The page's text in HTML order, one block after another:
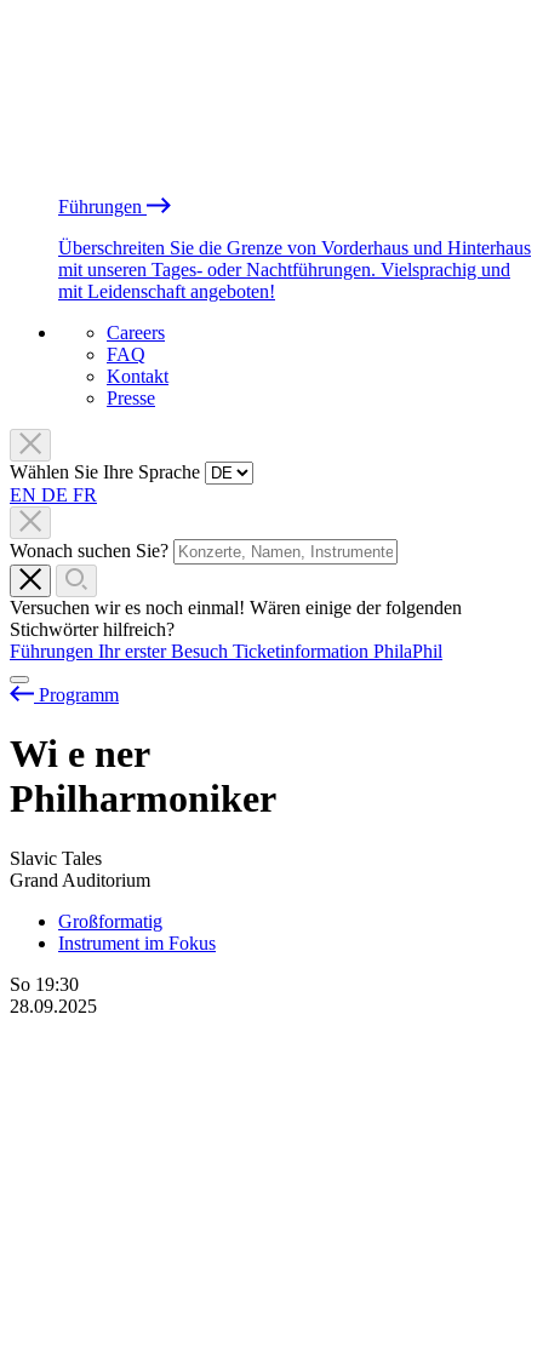
Führungen
Überschreiten Sie die Grenze von Vorderhaus und Hinterhaus
mit unseren Tages- oder Nachtführungen. Vielsprachig und
mit Leidenschaft angeboten!
Careers
FAQ
Kontakt
Presse
Wählen Sie Ihre Sprache
EN DE FR
Wonach suchen Sie?
Versuchen wir es noch einmal! Wären einige der folgenden
Stichwörter hilfreich?
Führungen Ihr erster Besuch Ticketinformation PhilaPhil
Programm
Wi e ner
Philharmoniker
Slavic Tales
Grand Auditorium
Großformatig
Instrument im Fokus
So 19:30
28.09.2025